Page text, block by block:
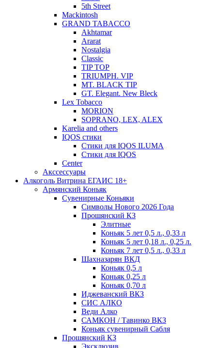
5th Street
Mackintosh
GRAND TABACCO
Akhtamar
Ararat
Nostalgia
Classic
TIP TOP
TRIUMPH. VIP
MT. BLACK TIP
GT. Elegant. New Bleck
Lex Tobacco
MORION
SOPRANO, LEX, ALEX
Karelia and others
IQOS стики
Стики для IQOS ILUMA
Стики для IQOS
Сenter
Акссессуары
Алкоголь Витрина ЕГАИС 18+
Армянский Коньяк
Сувенирные Коньяки
Символы Нового 2026 Года
Прошянский КЗ
Элитные
Коньяк 5 лет 0,5 л., 0,33 л
Коньяк 5 лет 0,18 л., 0,25 л.
Коньяк 7 лет 0,5 л., 0,33 л
Шахназарян ВКД
Коньяк 0,5 л
Коньяк 0,25 л
Коньяк 0,70 л
Иджеванский ВКЗ
СИС АЛКО
Веди Алко
САМКОН / Тавинко ВКЗ
Коньяк сувенирный Сабля
Прошянский КЗ
Эксклюзив